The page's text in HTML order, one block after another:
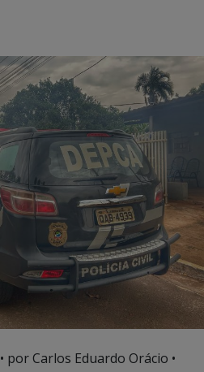
• por Carlos Eduardo Orácio •